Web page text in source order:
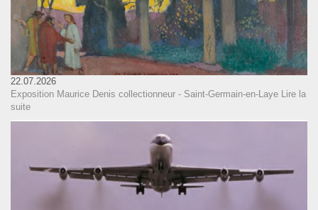
22.07.2026
Exposition Maurice Denis collectionneur - Saint-Germain-en-Laye Lire la
suite